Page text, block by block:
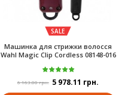
SALE
Машинка для стрижки волосся
Wahl Magic Clip Cordless 08148-016
6 163.00 грн. 5 978.11 грн.